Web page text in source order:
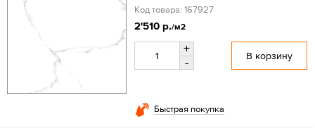
Код товара: 167927
2'510 р./м2
+
-
В корзину
Быстрая покупка